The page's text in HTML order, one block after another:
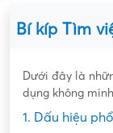
Bí kíp Tìm
Dưới đây là
dụng không
1. Dấu hiệu